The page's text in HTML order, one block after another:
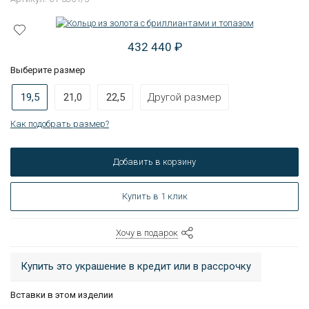
432 440 ₽
Выберите размер
19,5 21,0 22,5 Другой размер
Как подобрать размер?
Добавить в корзину
Купить в 1 клик
Хочу в подарок
Купить это украшение в кредит или в рассрочку
Вставки в этом изделии